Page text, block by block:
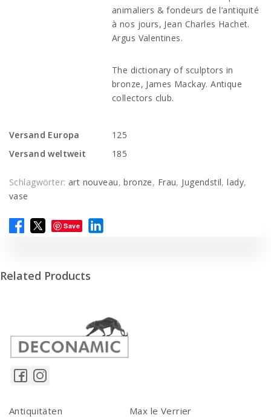
animaliers & fondeurs de l’antiquité
à nos jours, Jean Charles Hachet.
Argus Valentines.
The dictionary of sculptors in
bronze, James Mackay. Antique
collectors club.
Versand Europa
125
Versand weltweit
185
Schlagwörter: art nouveau,bronze, Frau, Jugendstil,lady,
vase
Save
Related Products
Antiquitäten
Max le Verrier